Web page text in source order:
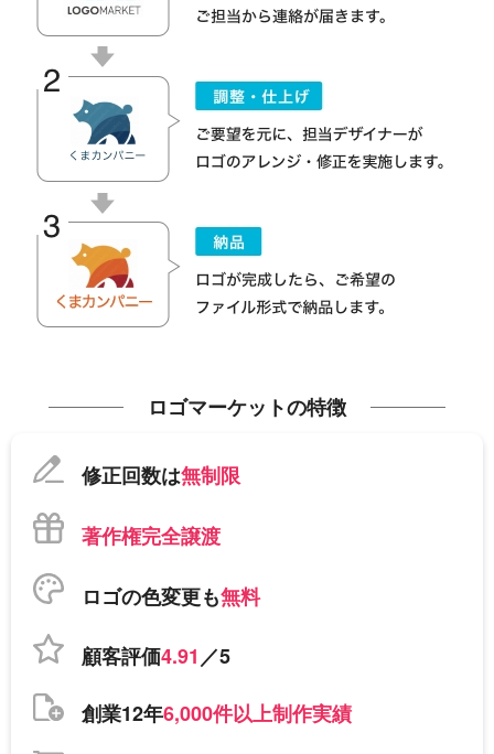
ロゴマーケットの特徴
修正回数は無制限
著作権完全譲渡
ロゴの色変更も無料
顧客評価4.91／5
創業12年6,000件以上制作実績